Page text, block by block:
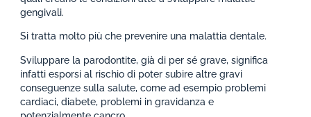
gengivali.
Si tratta molto più che prevenire una malattia dentale.
Sviluppare la parodontite, già di per sé grave, significa
infatti esporsi al rischio di poter subire altre gravi
conseguenze sulla salute, come ad esempio problemi
cardiaci, diabete, problemi in gravidanza e